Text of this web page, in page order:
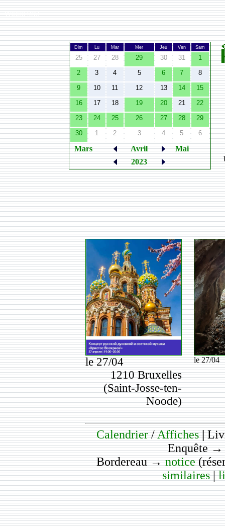
Width:980
Dim Lu Mar Mer Jeu Ven Sam
25 27 28 29 30 31
1
2
3 4 5 6 7
8
9
10 11 12 13 14
15
16
17 18 19 20 21
22
23
24 25 26 27 28
29
30
1 2 3 4 5 6
Mars Avril
Mai
2023
le 27/04
1210 Bruxelles
(Saint-Josse-ten-
Noode)
le 27/04
Calendrier/Affiches |
Enquête
Bordereau →notice
similaires|